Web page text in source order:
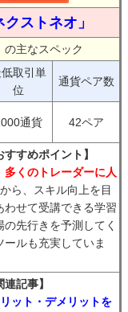
ストネオ」
主なスペック
取引単
位
通貨ペア数
通貨 42ペア
すめポイント】
くのトレーダーに人
ら、スキル向上を目
せて受講できる学習
先行きを予測してく
ルも充実していま
記事】
ット・デメリットを